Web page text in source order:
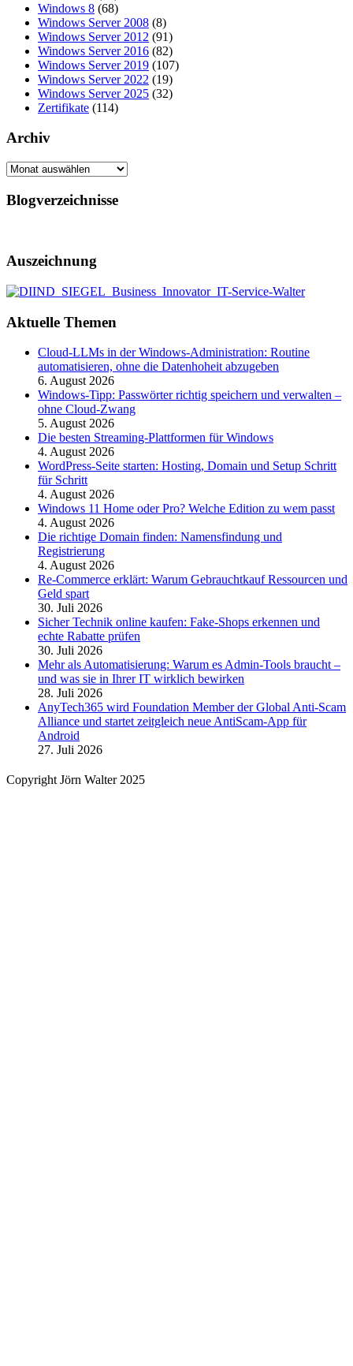
Windows 8 (68)
Windows Server 2008 (8)
Windows Server 2012 (91)
Windows Server 2016 (82)
Windows Server 2019 (107)
Windows Server 2022 (19)
Windows Server 2025 (32)
Zertifikate (114)
Archiv
Archiv
Blogverzeichnisse
Auszeichnung
Aktuelle Themen
Cloud-LLMs in der Windows-Administration: Routine
automatisieren, ohne die Datenhoheit abzugeben
6. August 2026
Windows-Tipp: Passwörter richtig speichern und verwalten –
ohne Cloud-Zwang
5. August 2026
Die besten Streaming-Plattformen für Windows
4. August 2026
WordPress-Seite starten: Hosting, Domain und Setup Schritt
für Schritt
4. August 2026
Windows 11 Home oder Pro? Welche Edition zu wem passt
4. August 2026
Die richtige Domain finden: Namensfindung und
Registrierung
4. August 2026
Re-Commerce erklärt: Warum Gebrauchtkauf Ressourcen und
Geld spart
30. Juli 2026
Sicher Technik online kaufen: Fake-Shops erkennen und
echte Rabatte prüfen
30. Juli 2026
Mehr als Automatisierung: Warum es Admin-Tools braucht –
und was sie in Ihrer IT wirklich bewirken
28. Juli 2026
AnyTech365 wird Foundation Member der Global Anti-Scam
Alliance und startet zeitgleich neue AntiScam-App für
Android
27. Juli 2026
Copyright Jörn Walter 2025